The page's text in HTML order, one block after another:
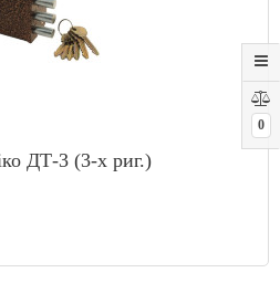
0
ДТ-3 (3-х риг.)